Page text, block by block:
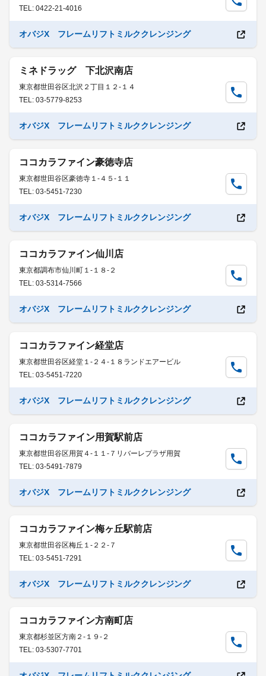
TEL: 0422-21-4016
オバジX フレームリフトミルククレンジング
ミネドラッグ 下北沢南店
東京都世田谷区北沢２丁目１２-１４
TEL: 03-5779-8253
オバジX フレームリフトミルククレンジング
ココカラファイン豪徳寺店
東京都世田谷区豪徳寺１-４５-１１
TEL: 03-5451-7230
オバジX フレームリフトミルククレンジング
ココカラファイン仙川店
東京都調布市仙川町１-１８-２
TEL: 03-5314-7566
オバジX フレームリフトミルククレンジング
ココカラファイン経堂店
東京都世田谷区経堂１-２４-１８ランドエアービル
TEL: 03-5451-7220
オバジX フレームリフトミルククレンジング
ココカラファイン用賀駅前店
東京都世田谷区用賀４-１１-７リバーレプラザ用賀
TEL: 03-5491-7879
オバジX フレームリフトミルククレンジング
ココカラファイン梅ヶ丘駅前店
東京都世田谷区梅丘１-２２-７
TEL: 03-5451-7291
オバジX フレームリフトミルククレンジング
ココカラファイン方南町店
東京都杉並区方南２-１９-２
TEL: 03-5307-7701